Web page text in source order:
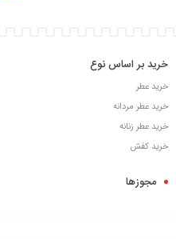
خرید بر اساس نوع
خرید عطر
خرید عطر مردانه
خرید عطر زنانه
خرید کفش
مجوزها